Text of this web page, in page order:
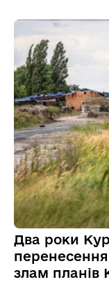
Два роки
злам планів